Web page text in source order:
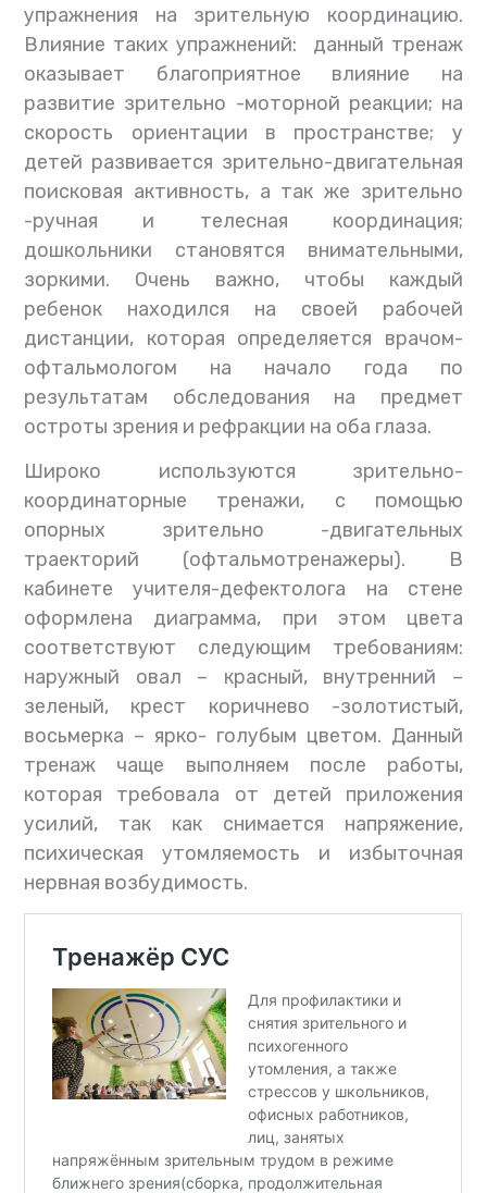
упражнения на зрительную координацию.
Влияние таких упражнений: данный тренаж
оказывает благоприятное влияние на
развитие зрительно -моторной реакции; на
скорость ориентации в пространстве; у
детей развивается зрительно-двигательная
поисковая активность, а так же зрительно
-ручная и телесная координация;
дошкольники становятся внимательными,
зоркими. Очень важно, чтобы каждый
ребенок находился на своей рабочей
дистанции, которая определяется врачом-
офтальмологом на начало года по
результатам обследования на предмет
остроты зрения и рефракции на оба глаза.
Широко используются зрительно-
координаторные тренажи, с помощью
опорных зрительно -двигательных
траекторий (офтальмотренажеры). В
кабинете учителя-дефектолога на стене
оформлена диаграмма, при этом цвета
соответствуют следующим требованиям:
наружный овал – красный, внутренний –
зеленый, крест коричнево -золотистый,
восьмерка – ярко- голубым цветом. Данный
тренаж чаще выполняем после работы,
которая требовала от детей приложения
усилий, так как снимается напряжение,
психическая утомляемость и избыточная
нервная возбудимость.